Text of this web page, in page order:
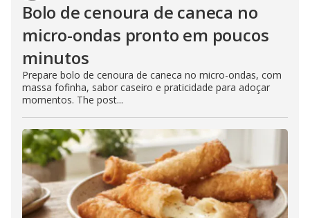
Bolo de cenoura de caneca no
micro-ondas pronto em poucos
minutos
Prepare bolo de cenoura de caneca no micro-ondas, com
massa fofinha, sabor caseiro e praticidade para adoçar
momentos. The post...